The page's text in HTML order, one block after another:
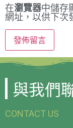
在瀏覽器中儲存
網址，以供下次
與我們
CONTACT US